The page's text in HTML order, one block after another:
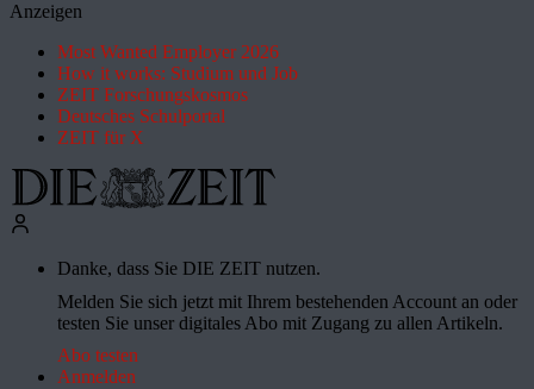
Anzeigen
Most Wanted Employer 2026
How it works: Studium und Job
ZEIT Forschungskosmos
Deutsches Schulportal
ZEIT für X
Danke, dass Sie DIE ZEIT nutzen.
Melden Sie sich jetzt mit Ihrem bestehenden Account an oder
testen Sie unser digitales Abo mit Zugang zu allen Artikeln.
Abo testen
Anmelden